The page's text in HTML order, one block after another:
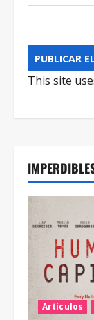
This site
Artículos